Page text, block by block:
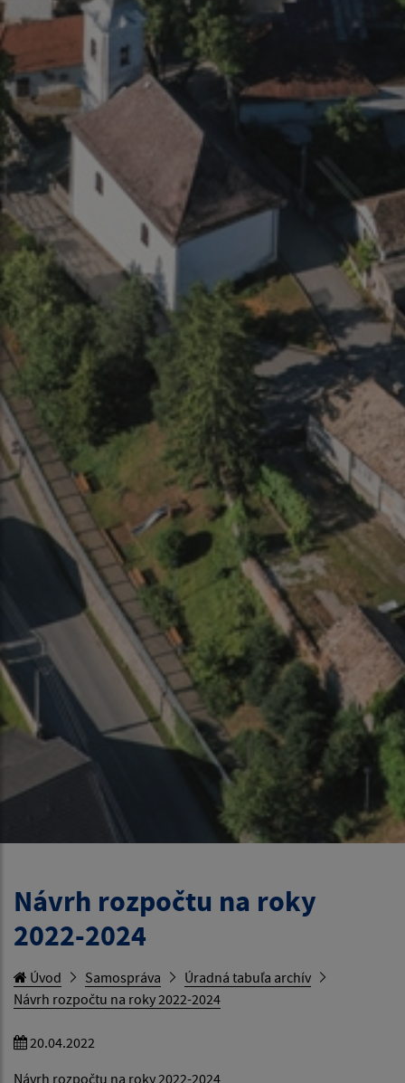
Návrh rozpočtu na roky
2022-2024
Úvod Samospráva
Úradná tabuľa archív
Návrh rozpočtu na roky 2022-2024
20.04.2022
Návrh rozpočtu na roky 2022-2024